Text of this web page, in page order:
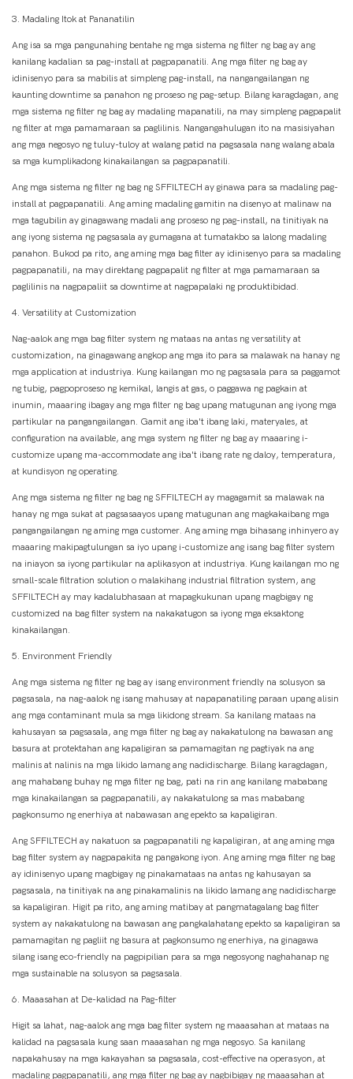
3. Madaling Itok at Pananatilin
Ang isa sa mga pangunahing bentahe ng mga sistema ng filter ng bag ay ang
kanilang kadalian sa pag-install at pagpapanatili. Ang mga filter ng bag ay
idinisenyo para sa mabilis at simpleng pag-install, na nangangailangan ng
kaunting downtime sa panahon ng proseso ng pag-setup. Bilang karagdagan, ang
mga sistema ng filter ng bag ay madaling mapanatili, na may simpleng pagpapalit
ng filter at mga pamamaraan sa paglilinis. Nangangahulugan ito na masisiyahan
ang mga negosyo ng tuluy-tuloy at walang patid na pagsasala nang walang abala
sa mga kumplikadong kinakailangan sa pagpapanatili.
Ang mga sistema ng filter ng bag ng SFFILTECH ay ginawa para sa madaling pag-
install at pagpapanatili. Ang aming madaling gamitin na disenyo at malinaw na
mga tagubilin ay ginagawang madali ang proseso ng pag-install, na tinitiyak na
ang iyong sistema ng pagsasala ay gumagana at tumatakbo sa lalong madaling
panahon. Bukod pa rito, ang aming mga bag filter ay idinisenyo para sa madaling
pagpapanatili, na may direktang pagpapalit ng filter at mga pamamaraan sa
paglilinis na nagpapaliit sa downtime at nagpapalaki ng produktibidad.
4. Versatility at Customization
Nag-aalok ang mga bag filter system ng mataas na antas ng versatility at
customization, na ginagawang angkop ang mga ito para sa malawak na hanay ng
mga application at industriya. Kung kailangan mo ng pagsasala para sa paggamot
ng tubig, pagpoproseso ng kemikal, langis at gas, o paggawa ng pagkain at
inumin, maaaring ibagay ang mga filter ng bag upang matugunan ang iyong mga
partikular na pangangailangan. Gamit ang iba't ibang laki, materyales, at
configuration na available, ang mga system ng filter ng bag ay maaaring i-
customize upang ma-accommodate ang iba't ibang rate ng daloy, temperatura,
at kundisyon ng operating.
Ang mga sistema ng filter ng bag ng SFFILTECH ay magagamit sa malawak na
hanay ng mga sukat at pagsasaayos upang matugunan ang magkakaibang mga
pangangailangan ng aming mga customer. Ang aming mga bihasang inhinyero ay
maaaring makipagtulungan sa iyo upang i-customize ang isang bag filter system
na iniayon sa iyong partikular na aplikasyon at industriya. Kung kailangan mo ng
small-scale filtration solution o malakihang industrial filtration system, ang
SFFILTECH ay may kadalubhasaan at mapagkukunan upang magbigay ng
customized na bag filter system na nakakatugon sa iyong mga eksaktong
kinakailangan.
5. Environment Friendly
Ang mga sistema ng filter ng bag ay isang environment friendly na solusyon sa
pagsasala, na nag-aalok ng isang mahusay at napapanatiling paraan upang alisin
ang mga contaminant mula sa mga likidong stream. Sa kanilang mataas na
kahusayan sa pagsasala, ang mga filter ng bag ay nakakatulong na bawasan ang
basura at protektahan ang kapaligiran sa pamamagitan ng pagtiyak na ang
malinis at nalinis na mga likido lamang ang nadidischarge. Bilang karagdagan,
ang mahabang buhay ng mga filter ng bag, pati na rin ang kanilang mababang
mga kinakailangan sa pagpapanatili, ay nakakatulong sa mas mababang
pagkonsumo ng enerhiya at nabawasan ang epekto sa kapaligiran.
Ang SFFILTECH ay nakatuon sa pagpapanatili ng kapaligiran, at ang aming mga
bag filter system ay nagpapakita ng pangakong iyon. Ang aming mga filter ng bag
ay idinisenyo upang magbigay ng pinakamataas na antas ng kahusayan sa
pagsasala, na tinitiyak na ang pinakamalinis na likido lamang ang nadidischarge
sa kapaligiran. Higit pa rito, ang aming matibay at pangmatagalang bag filter
system ay nakakatulong na bawasan ang pangkalahatang epekto sa kapaligiran sa
pamamagitan ng pagliit ng basura at pagkonsumo ng enerhiya, na ginagawa
silang isang eco-friendly na pagpipilian para sa mga negosyong naghahanap ng
mga sustainable na solusyon sa pagsasala.
6. Maaasahan at De-kalidad na Pag-filter
Higit sa lahat, nag-aalok ang mga bag filter system ng maaasahan at mataas na
kalidad na pagsasala kung saan maaasahan ng mga negosyo. Sa kanilang
napakahusay na mga kakayahan sa pagsasala, cost-effective na operasyon, at
madaling pagpapanatili, ang mga filter ng bag ay nagbibigay ng maaasahan at